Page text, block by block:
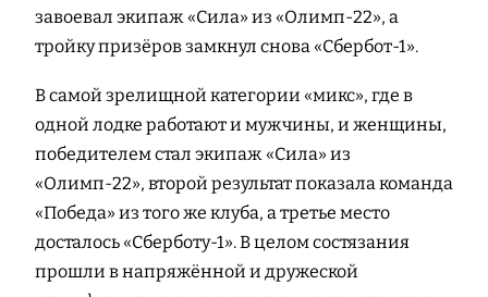
завоевал экипаж «Сила» из «Олимп-22», а
тройку призёров замкнул снова «Сбербот-1».
В самой зрелищной категории «микс», где в
одной лодке работают и мужчины, и женщины,
победителем стал экипаж «Сила» из
«Олимп-22», второй результат показала команда
«Победа» из того же клуба, а третье место
досталось «Сберботу-1». В целом состязания
прошли в напряжённой и дружеской